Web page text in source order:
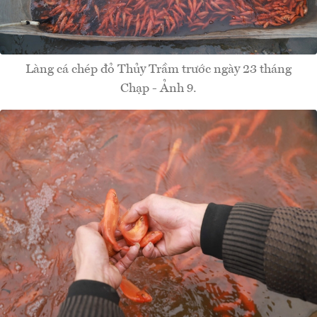
Làng cá chép đỏ Thủy Trầm trước ngày 23 tháng
Chạp - Ảnh 9.